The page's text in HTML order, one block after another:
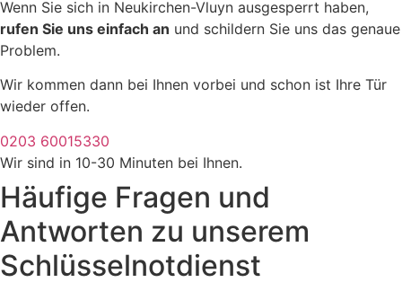
Wenn Sie sich in Neukirchen-Vluyn ausgesperrt haben,
rufen Sie uns einfach an und schildern Sie uns das genaue
Problem.
Wir kommen dann bei Ihnen vorbei und schon ist Ihre Tür
wieder offen.
0203 60015330
Wir sind in 10-30 Minuten bei Ihnen.
Häufige Fragen und
Antworten zu unserem
Schlüsselnotdienst